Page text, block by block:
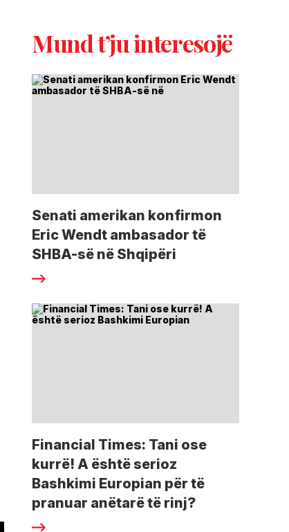
Mund t’ju interesojë
Senati amerikan konfirmon
Eric Wendt ambasador të
SHBA-së në Shqipëri
Financial Times: Tani ose
kurrë! A është serioz
Bashkimi Europian për të
pranuar anëtarë të rinj?